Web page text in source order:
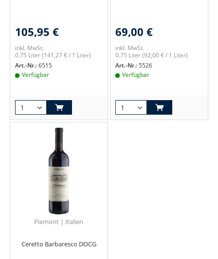
105,95 €
inkl. MwSt.
0.75 Liter(141,27 € / 1 Liter)
Art.-Nr.:6515
Verfügbar
69,00 €
inkl. MwSt.
0.75 Liter(92,00 € / 1 Liter)
Art.-Nr.:5526
Verfügbar
Piemont | Italien
Ceretto Barbaresco DOCG